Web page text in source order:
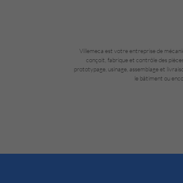
Villemeca est votre entreprise de
conçoit, fabrique et contrôle des
prototypage, usinage, assemblage et
le bâtiment ou